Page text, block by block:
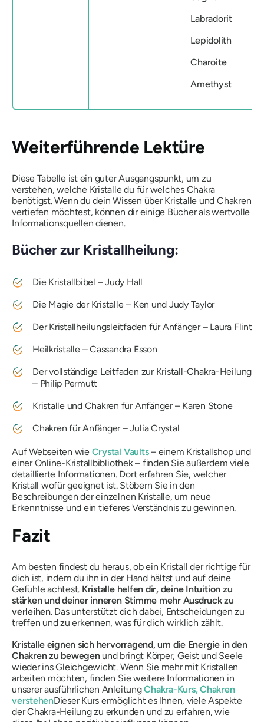
Labradorit
Lepidolith
Charoite
Amethyst
Weiterführende Lektüre
Diese Tabelle ist ein guter Ausgangspunkt, um zu
verstehen, welche Kristalle du für welches Chakra
benötigst. Wenn du dein Wissen über Kristalle und Chakren
vertiefen möchtest, können dir einige Bücher als wertvolle
Informationsquellen dienen.
Bücher zur Kristallheilung:
Die Kristallbibel – Judy Hall
Die Magie der Kristalle – Ken und Judy Taylor
Der Kristallheilungsleitfaden für Anfänger – Laura Flint
Heilkristalle – Cassandra Esson
Der vollständige Leitfaden zur Kristall-Chakra-Heilung
– Philip Permutt
Kristalle und Chakren für Anfänger – Karen Stone
Chakren für Anfänger – Julia Crystal
Auf Webseiten wie Crystal Vaults– einem Kristallshop und
einer Online-Kristallbibliothek – finden Sie außerdem viele
detaillierte Informationen. Dort erfahren Sie, welcher
Kristall wofür geeignet ist. Stöbern Sie in den
Beschreibungen der einzelnen Kristalle, um neue
Erkenntnisse und ein tieferes Verständnis zu gewinnen.
Fazit
Am besten findest du heraus, ob ein Kristall der richtige für
dich ist, indem du ihn in der Hand hältst und auf deine
Gefühle achtest. Kristalle helfen dir, deine Intuition zu
stärken und deiner inneren Stimme mehr Ausdruck zu
verleihen. Das unterstützt dich dabei, Entscheidungen zu
treffen und zu erkennen, was für dich wirklich zählt.
Kristalle eignen sich hervorragend, um die Energie in den
Chakren zu bewegen und bringt Körper, Geist und Seele
wieder ins Gleichgewicht. Wenn Sie mehr mit Kristallen
arbeiten möchten, finden Sie weitere Informationen in
unserer ausführlichen AnleitungChakra-Kurs, Chakren
verstehenDieser Kurs ermöglicht es Ihnen, viele Aspekte
der Chakra-Heilung zu erkunden und zu erfahren, wie